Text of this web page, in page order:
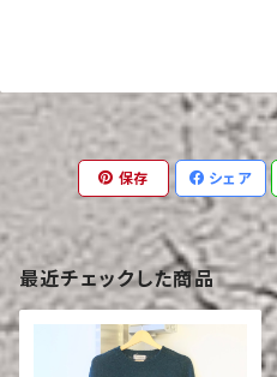
保存 シェア
最近チェックした商品